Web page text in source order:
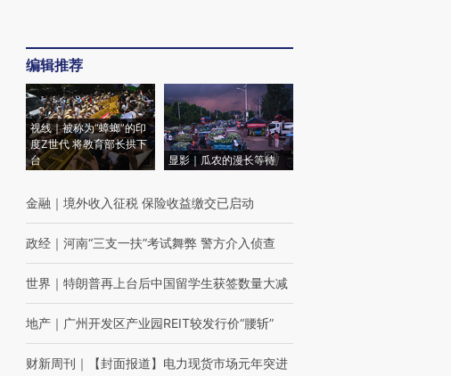
编辑推荐
视线｜被称为“蟑螂”的印
度Z世代 将教育部长拱下
台
显影｜瓜农的漫长等待
金融 ｜ 境外收入征税 保险收益缴交已启动
政经 ｜ 河南“三支一扶”考试舞弊 警方介入侦查
世界 ｜ 特朗普再上台后中国留学生获签数量大减
地产 ｜ 广州开发区产业园REIT较发行价“腰斩”
财新周刊 ｜ 【封面报道】电力现货市场元年突进